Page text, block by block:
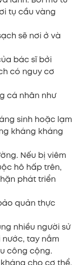
tụ cầu vàng
sẽ nơi ở và
bác sĩ bởi
có nguy cơ
cá nhân như
sinh hoặc lạm
kháng kháng
Nếu bị viêm
hô hấp trên,
phát triển
quản thực
nhiều người sử
tay nắm
công cộng.
cho cơ thể,